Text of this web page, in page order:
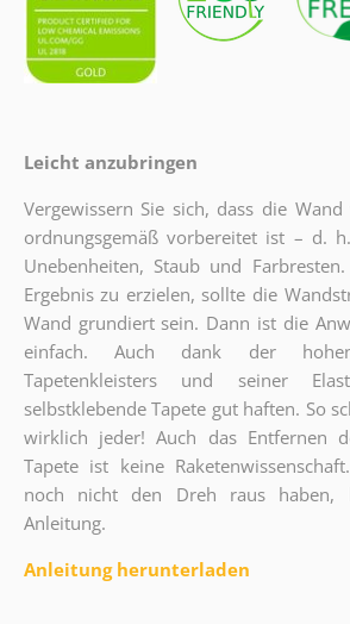
Leicht anzubringen
Vergewissern Sie sich, dass die
ordnungsgemäß vorbereitet ist – d.
Unebenheiten, Staub und
Ergebnis zu erzielen, sollte die
Wand grundiert sein. Dann ist die
einfach. Auch dank der
Tapetenkleisters und seiner
selbstklebende Tapete gut haften. So
wirklich jeder! Auch das Entfernen
Tapete ist keine
noch nicht den Dreh raus haben,
Anleitung.
Anleitung herunterladen